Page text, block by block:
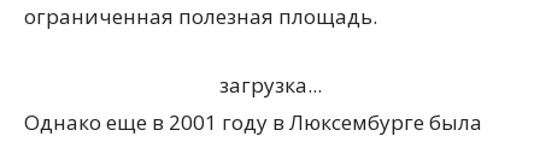
ограниченная полезная площадь.
загрузка...
Однако еще в 2001 году в Люксембурге была